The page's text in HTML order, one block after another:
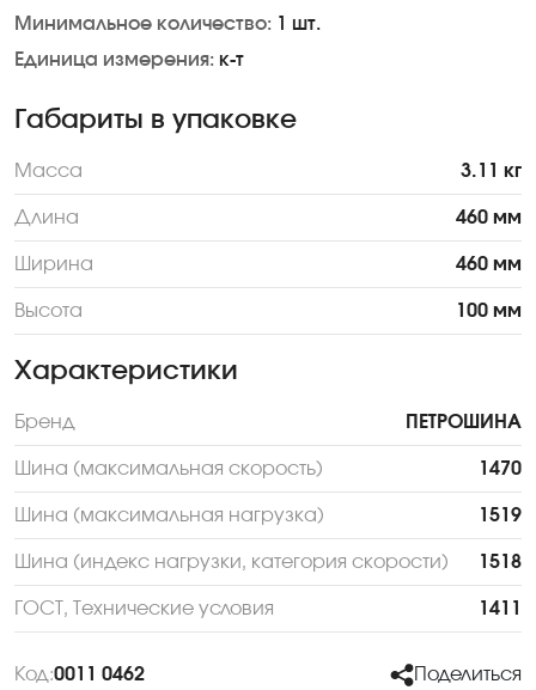
Минимальное количество: 1 шт.
Единица измерения: к-т
Габариты в упаковке
Масса 3.11 кг
Длина 460 мм
Ширина 460 мм
Высота 100 мм
Характеристики
Бренд ПЕТРОШИНА
Шина (максимальная скорость) 1470
Шина (максимальная нагрузка) 1519
Шина (индекс нагрузки, категория скорости) 1518
ГОСТ, Технические условия 1411
Код:0011 0462 Поделиться